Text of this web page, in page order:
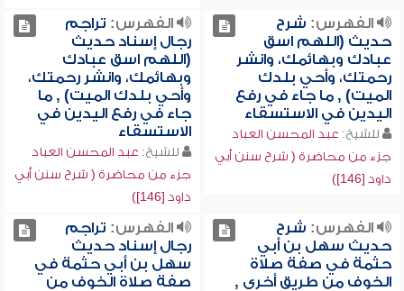
الفهرس: شرح
حديث (اللهم اسق
عبادك وبهائمك، وانشر
رحمتك، وأحي بلدك
الميت) , ما جاء في رفع
اليدين في الاستسقاء
للشيخ: عبد المحسن العباد
جزء من محاضرة ( شرح سنن أبي
داود [146])
الفهرس: تراجم
رجال إسناد حديث
(اللهم اسق عبادك
وبهائمك، وانشر رحمتك،
وأحي بلدك الميت) , ما
جاء في رفع اليدين في
الاستسقاء
للشيخ: عبد المحسن العباد
جزء من محاضرة ( شرح سنن أبي
داود [146])
الفهرس: شرح
حديث سهل بن أبي
حثمة في صفة صلاة
الخوف من طريق أخرى ,
الفهرس: تراجم
رجال إسناد حديث
سهل بن أبي حثمة في
صفة صلاة الخوف من